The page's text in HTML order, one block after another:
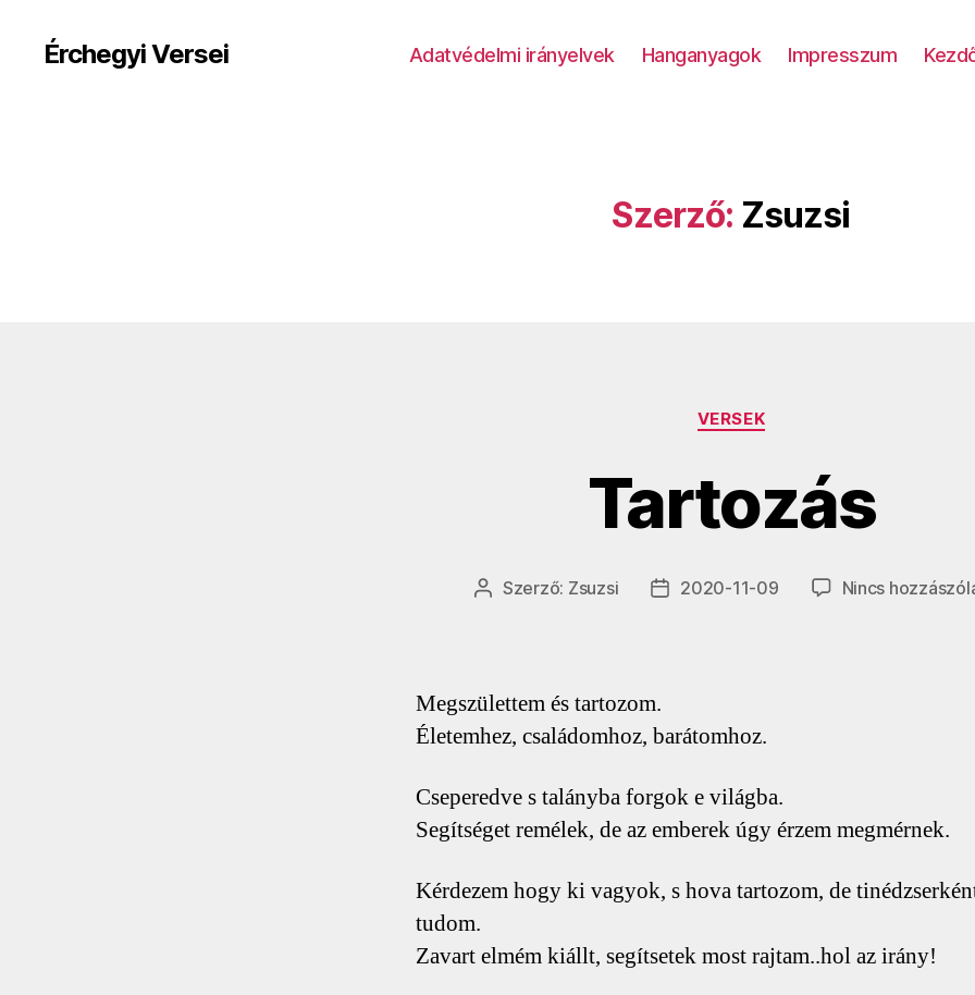
Érchegyi Versei Adatvédelmi irányelvek Hanganyagok Impresszum
Szerző: Zsuzsi
Kategóriák
VERSEK
Tartozás
Bejegyzés
Szerző: Zsuzsi
Bejegyzés
2020-11-09 Nincs
Megszülettem és tartozom.
Életemhez, családomhoz, barátomhoz.
Cseperedve s talányba forgok e világba.
Segítséget remélek, de az emberek úgy érzem megmérnek.
Kérdezem hogy ki vagyok, s hova tartozom, de
tudom.
Zavart elmém kiállt, segítsetek most rajtam..hol az irány!